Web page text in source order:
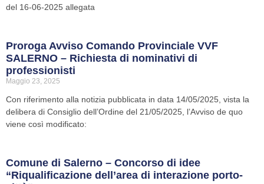
del 16-06-2025 allegata
Proroga Avviso Comando Provinciale VVF
SALERNO – Richiesta di nominativi di
professionisti
Maggio 23, 2025
Con riferimento alla notizia pubblicata in data 14/05/2025, vista la
delibera di Consiglio dell’Ordine del 21/05/2025, l’Avviso de quo
viene così modificato:
Comune di Salerno – Concorso di idee
“Riqualificazione dell’area di interazione porto-